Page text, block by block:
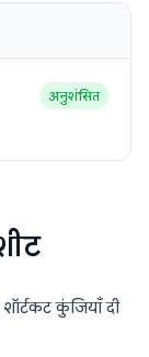
अनुशंसित
कुंजियाँ दी